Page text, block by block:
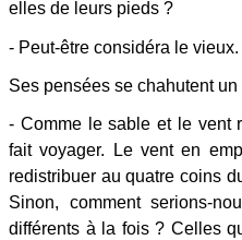
elles de leurs pieds ?
- Peut-être considéra le vieux.
Ses pensées se chahutent
- Comme le sable et le vent
fait voyager. Le vent en
redistribuer au quatre coins
Sinon, comment serions-
différents à la fois ? Celles